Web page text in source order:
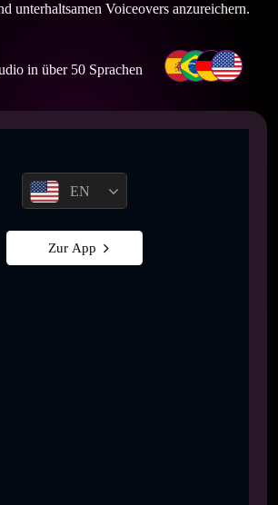
unterhaltsamen Voiceovers anzureichern.
in über 50 Sprachen
EN
Zur App